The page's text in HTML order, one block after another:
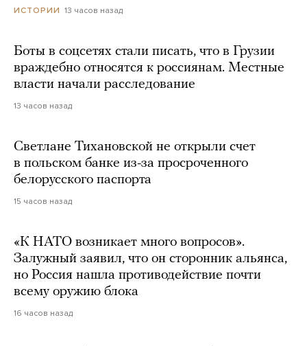
ИСТОРИИ 13 часов назад
Боты в соцсетях стали писать, что в Грузии
враждебно относятся к россиянам. Местные
власти начали расследование
13 часов назад
Светлане Тихановской не открыли счет
в польском банке из-за просроченного
белорусского паспорта
15 часов назад
«К НАТО возникает много вопросов».
Залужный заявил, что он сторонник альянса,
но Россия нашла противодействие почти
всему оружию блока
16 часов назад